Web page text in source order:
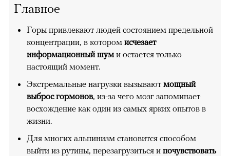
Главное
Горы привлекают людей состоянием предельной
концентрации, в котором исчезает
информационный шум и остается только
настоящий момент.
Экстремальные нагрузки вызывают мощный
выброс гормонов, из-за чего мозг запоминает
восхождение как один из самых ярких опытов в
жизни.
Для многих альпинизм становится способом
выйти из рутины, перезагрузиться и почувствовать